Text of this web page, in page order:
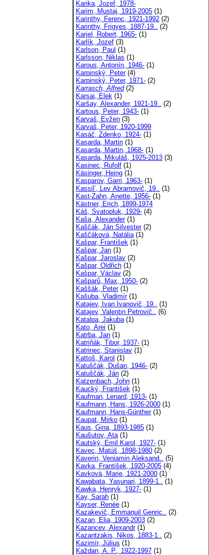
Karika, Jozef, 1978-
Karim, Mustaj, 1919-2005 (1)
Karinthy, Ferenc, 1921-1992 (2)
Karinthy, Frigyes, 1887-19.. (2)
Karjel, Robert, 1965- (1)
Karlík, Jozef (3)
Karlson, Paul (1)
Karlsson, Niklas (1)
Karous, Antonín, 1946- (1)
Karpinský, Peter(4)
Karpinský, Peter, 1971- (2)
Karrasch, Alfred(2)
Karsai, Elek (1)
Karšay, Alexander, 1921-19.. (2)
Kartous, Peter, 1943- (1)
Karvaš, Evžen (3)
Karvaš, Peter, 1920-1999
Kasáč, Zdenko, 1924- (1)
Kasarda, Martin (1)
Kasarda, Martin, 1968- (1)
Kasarda, Mikuláš, 1925-2013 (3)
Kasinec, Rufolf (1)
Käsinger, Heing (1)
Kasparov, Garri, 1963- (1)
Kassil’, Lev Abramovič, 19.. (1)
Kast-Zahn, Anette, 1956- (1)
Kästner, Erich, 1899-1974
Káš, Svatopluk, 1929- (4)
Kaša, Alexander(1)
Kaščák, Ján Silvester(2)
Kaščáková, Natália(1)
Kašpar, František (1)
Kašpar, Jan (1)
Kašpar, Jaroslav (2)
Kašpar, Oldřich (1)
Kašpar, Václav (2)
Kašparů, Max, 1950- (2)
Kaššák, Peter(1)
Kašuba, Vladimír(1)
Katajev, Ivan Ivanovič, 19.. (1)
Katajev, Valentin Petrovič.. (6)
Katalpa, Jakuba(1)
Kato, Arei (1)
Katrba, Jan (1)
Katriňák, Tibor, 1937- (1)
Katrinec, Stanislav (1)
Kattoš, Karol (1)
Katuščák, Dušan, 1946- (2)
Katuščák, Ján (2)
Katzenbach, John (1)
Kaucký, František (1)
Kaufman, Lenard, 1913- (1)
Kaufmann, Hans, 1926-2000 (1)
Kaufmann, Hans-Günther(1)
Kaupat, Mirko (1)
Kaus, Gina, 1893-1985 (1)
Kaušutov, Ata(1)
Kautský, Emil Karol, 1927- (1)
Kavec, Matúš, 1898-1980 (2)
Kaverin, Veniamin Aleksand.. (5)
Kavka, František, 1920-2005 (4)
Kavková, Marie, 1921-2000 (1)
Kawabata, Yasunari, 1899-1.. (1)
Kawka, Henryk, 1927- (1)
Kay, Sarah (1)
Kayser, Renée (1)
Kazakevič, Emmanuil Genric.. (2)
Kazan, Elia, 1909-2003 (2)
Kazancev, Alexandr(1)
Kazantzakis, Nikos, 1883-1.. (2)
Kazimír, Július (1)
Každan, A. P., 1922-1997 (1)